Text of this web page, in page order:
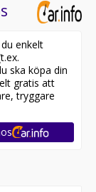
enkelt
ska köpa din
gratis att
tryggare